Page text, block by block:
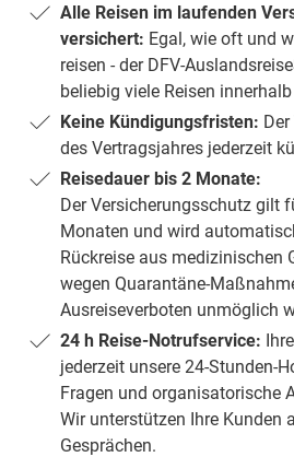
Alle Reisen im laufenden
versichert: Egal, wie oft und
reisen - der DFV-
beliebig viele Reisen
Keine Kündigungsfristen:
des Vertragsjahres jederzeit
Reisedauer bis 2 Monate:
Der Versicherungsschutz gilt
Monaten und wird
Rückreise aus medizinischen
wegen Quarantäne-
Ausreiseverboten unmöglich
24 h Reise-Notrufservice:
jederzeit unsere 24-Stunden-
Fragen und organisa­torische
Wir unterstützen Ihre Kunden
Gesprächen.